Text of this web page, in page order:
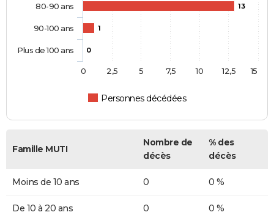
13
1
0
Personnes décédées
80-90 ans
90-100 ans
Plus de 100 ans
0 2,5 5 7,5 10 12,5 15
Famille MUTI
Nombre de
décès
% des
décès
Moins de 10 ans 0 0 %
De 10 à 20 ans 0 0 %